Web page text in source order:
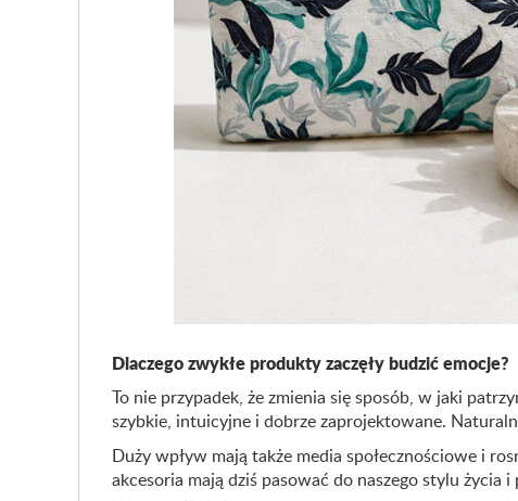
Dlaczego zwykłe produkty zaczęły budzić emocje?
To nie przypadek, że zmienia się sposób, w jaki
szybkie, intuicyjne i dobrze zaprojektowane.
Duży wpływ mają także media społecznościowe i
akcesoria mają dziś pasować do naszego stylu